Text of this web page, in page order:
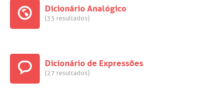
Dicionário Analógico
(33 resultados)
Dicionário de Expressões
(27 resultados)